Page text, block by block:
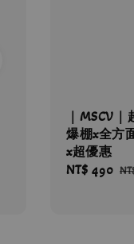
｜MSCV
爆棚x全方
x超優惠
Sale
NT$ 490